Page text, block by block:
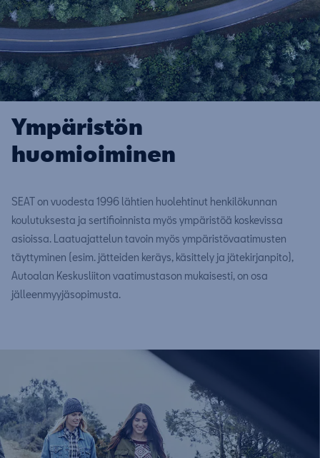
Ympäristön
huomioiminen
SEAT on vuodesta 1996 lähtien huolehtinut henkilökunnan
koulutuksesta ja sertifioinnista myös ympäristöä koskevissa
asioissa. Laatuajattelun tavoin myös ympäristövaatimusten
täyttyminen (esim. jätteiden keräys, käsittely ja jätekirjanpito),
Autoalan Keskusliiton vaatimustason mukaisesti, on osa
jälleenmyyjäsopimusta.